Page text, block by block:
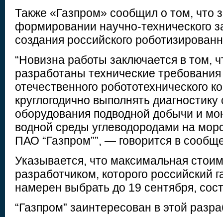
Также «Газпром» сообщил о том, что
формировании научно-технического
создания российского
“Новизна работы заключается в том,
разработаны технические
отечественного робототехнического
круглогодично выполнять диагностику
оборудования подводной добычи и
водной среды углеводородами на
ПАО “Газпром””, — говорится в
Указывается, что максимальная
разработчиком, которого российский
намерен выбрать до 19 сентября,
“Газпром” заинтересован в этой